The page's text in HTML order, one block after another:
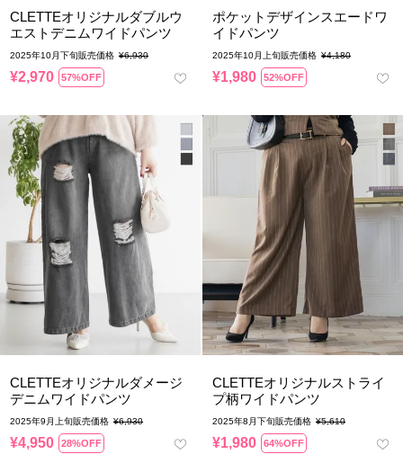
CLETTEオリジナルダブルウ
エストデニムワイドパンツ
2025年10月下旬販売価格 ¥6,930
¥2,970 57%OFF
ポケットデザインスエードワ
イドパンツ
2025年10月上旬販売価格 ¥4,180
¥1,980 52%OFF
CLETTEオリジナルダメージ
デニムワイドパンツ
2025年9月上旬販売価格 ¥6,930
¥4,950 28%OFF
CLETTEオリジナルストライ
プ柄ワイドパンツ
2025年8月下旬販売価格 ¥5,610
¥1,980 64%OFF